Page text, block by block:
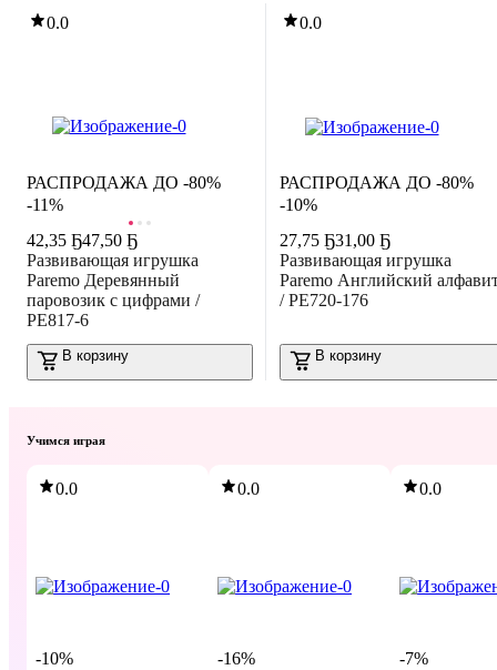
0.0
-11%
РАСПРОДАЖА ДО -80%
42,35 Ҕ47,50 Ҕ
Развивающая игрушка
Paremo Деревянный
паровозик с цифрами /
PE817-6
В корзину
0.0
-10%
РАСПРОДАЖА ДО -80%
27,75 Ҕ31,00 Ҕ
Развивающая игрушка
Paremo Английский
/ PE720-176
В корзину
Учимся играя
0.0
-10%
0.0
-16%
0.0
-7%